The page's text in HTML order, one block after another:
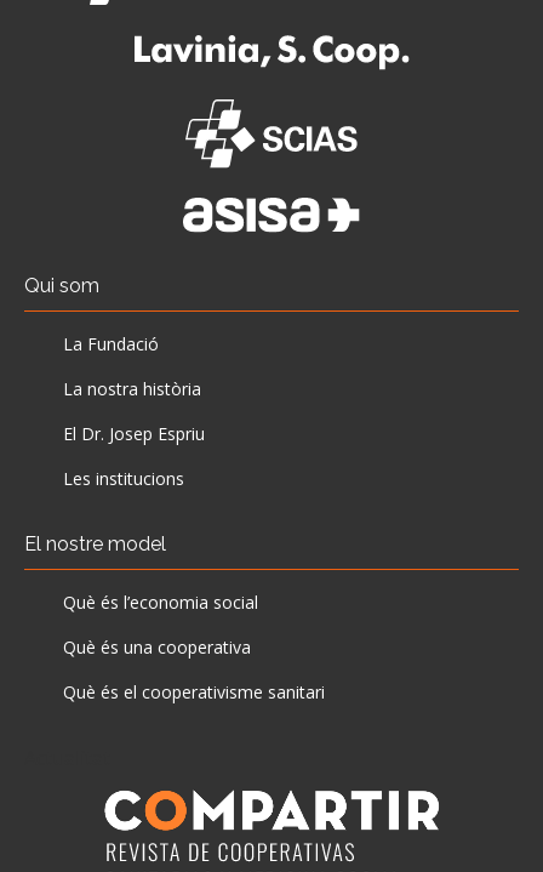
Qui som
La Fundació
La nostra història
El Dr. Josep Espriu
Les institucions
El nostre model
Què és l’economia social
Què és una cooperativa
Què és el cooperativisme sanitari